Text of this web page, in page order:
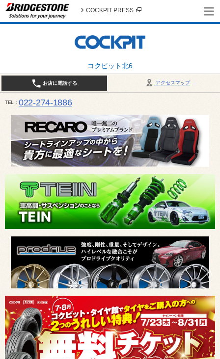
COCKPIT PRESS
コクピット北6
アクセスマップ
お店に電話する
TEL 022-274-1886